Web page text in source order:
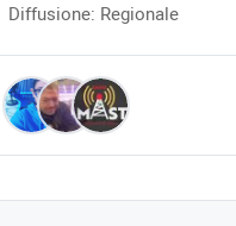
Diffusione: Regionale